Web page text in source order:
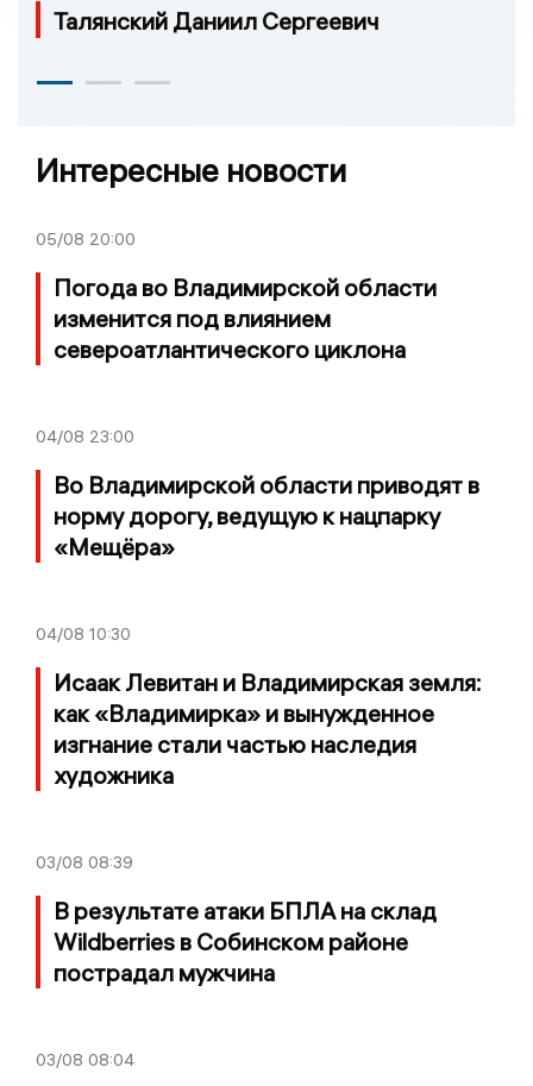
Талянский Даниил Сергеевич
Интересные новости
05/08 20:00
Погода во Владимирской области
изменится под влиянием
североатлантического циклона
04/08 23:00
Во Владимирской области приводят в
норму дорогу, ведущую к нацпарку
«Мещёра»
04/08 10:30
Исаак Левитан и Владимирская земля:
как «Владимирка» и вынужденное
изгнание стали частью наследия
художника
03/08 08:39
В результате атаки БПЛА на склад
Wildberries в Собинском районе
пострадал мужчина
03/08 08:04